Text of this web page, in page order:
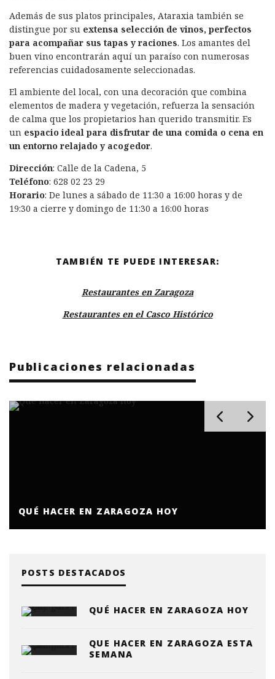
Además de sus platos principales, Ataraxia también se
distingue por su extensa selección de vinos, perfectos
para acompañar sus tapas y raciones. Los amantes del
buen vino encontrarán aquí un paraíso con numerosas
referencias cuidadosamente seleccionadas.
El ambiente del local, con una decoración que combina
elementos de madera y vegetación, refuerza la sensación
de calma que los propietarios han querido transmitir. Es
un espacio ideal para disfrutar de una comida o cena en
un entorno relajado y acogedor.
Dirección: Calle de la Cadena, 5
Teléfono: 628 02 23 29
Horario: De lunes a sábado de 11:30 a 16:00 horas y de
19:30 a cierre y domingo de 11:30 a 16:00 horas
TAMBIÉN TE PUEDE INTERESAR:
Restaurantes en Zaragoza
Restaurantes en el Casco Histórico
Publicaciones relacionadas
QUÉ HACER EN ZARAGOZA HOY
POSTS DESTACADOS
QUÉ HACER EN ZARAGOZA HOY
QUE HACER EN ZARAGOZA ESTA
SEMANA